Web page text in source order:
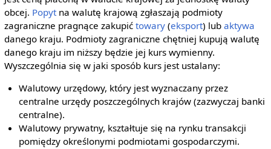
obcej. Popytna walutę krajową zgłaszają podmioty
zagraniczne pragnące zakupić towary(eksport) lub aktywa
danego kraju. Podmioty zagraniczne chętniej kupują walutę
danego kraju im niższy będzie jej kurs wymienny.
Wyszczególnia się w jaki sposób kurs jest ustalany:
Walutowy urzędowy, który jest wyznaczany przez
centralne urzędy poszczególnych krajów (zazwyczaj banki
centralne).
Walutowy prywatny, kształtuje się na rynku transakcji
pomiędzy określonymi podmiotami gospodarczymi.